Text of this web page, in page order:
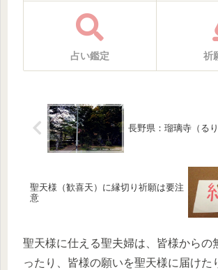
占い鑑定 祈
長野県：瑠璃寺（るり
聖天様（歓喜天）に縁切り祈願は要注
意
聖天様に仕える聖夫婦は、皆様からの
ったり、皆様の願いを聖天様に届けた